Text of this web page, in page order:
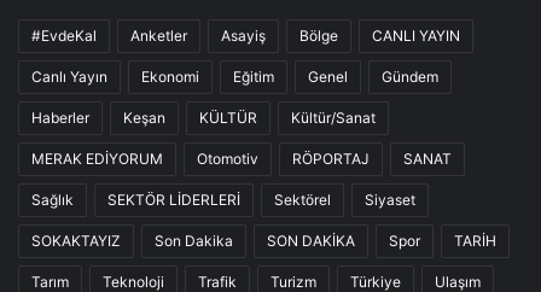
#EvdeKal Anketler Asayiş Bölge CANLI YAYIN
Canlı Yayın Ekonomi Eğitim Genel Gündem
Haberler Keşan KÜLTÜR Kültür/Sanat
MERAK EDİYORUM Otomotiv RÖPORTAJ SANAT
Sağlık SEKTÖR LİDERLERİ Sektörel Siyaset
SOKAKTAYIZ Son Dakika SON DAKİKA Spor TARİH
Tarım Teknoloji Trafik Turizm Türkiye Ulaşım